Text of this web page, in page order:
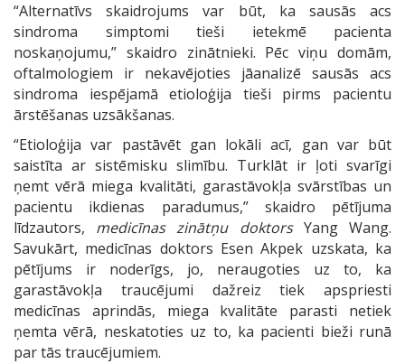
“Alternatīvs skaidrojums var būt, ka sausās acs
sindroma simptomi tieši ietekmē pacienta
noskaņojumu,” skaidro zinātnieki. Pēc viņu domām,
oftalmologiem ir nekavējoties jāanalizē sausās acs
sindroma iespējamā etioloģija tieši pirms pacientu
ārstēšanas uzsākšanas.
“Etioloģija var pastāvēt gan lokāli acī, gan var būt
saistīta ar sistēmisku slimību. Turklāt ir ļoti svarīgi
ņemt vērā miega kvalitāti, garastāvokļa svārstības un
pacientu ikdienas paradumus,” skaidro pētījuma
līdzautors, medicīnas zinātņu doktors Yang Wang.
Savukārt, medicīnas doktors Esen Akpek uzskata, ka
pētījums ir noderīgs, jo, neraugoties uz to, ka
garastāvokļa traucējumi dažreiz tiek apspriesti
medicīnas aprindās, miega kvalitāte parasti netiek
ņemta vērā, neskatoties uz to, ka pacienti bieži runā
par tās traucējumiem.